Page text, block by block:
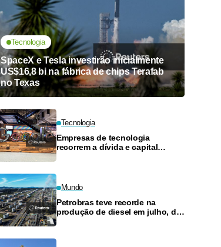
Tecnologia
SpaceX e Tesla investirão inicialmente
US$16,8 bi na fábrica de chips Terafab
no Texas
Tecnologia
Empresas de tecnologia
recorrem a dívida e capital
Mundo
Petrobras teve recorde na
produção de diesel em julho, diz